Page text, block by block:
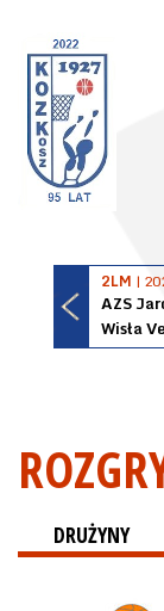
2LM |
AZS
Wisła
DRUŻYNY